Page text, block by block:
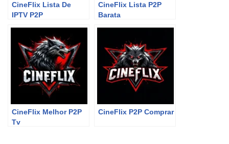
CineFlix Lista De
IPTV P2P
CineFlix Lista P2P
Barata
CineFlix Melhor P2P
Tv
CineFlix P2P Comprar